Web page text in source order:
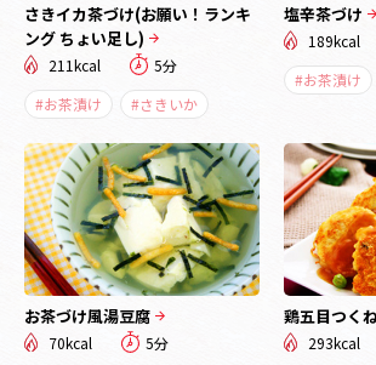
さきイカ茶づけ(お願い！ランキ
ング ちょい足し)
211kcal
5分
#お茶漬け
#さきいか
塩辛茶づけ
189kcal
#お茶漬け
お茶づけ風湯豆腐
70kcal 5分
鶏五目つく
293kcal